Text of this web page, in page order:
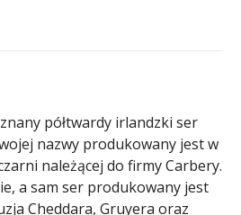
półtwardy irlandzki ser
nazwy produkowany jest w
należącej do firmy Carbery.
a sam ser produkowany jest
Cheddara, Gruyera oraz